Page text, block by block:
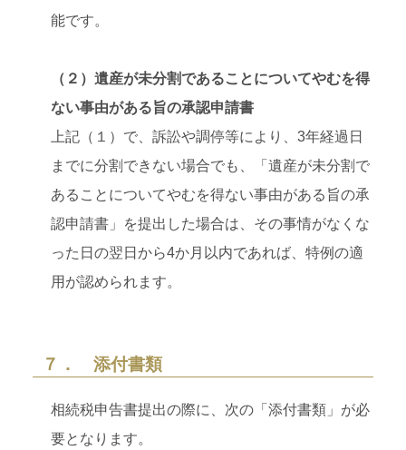
能です。
（２）遺産が未分割であることについてやむを得
ない事由がある旨の承認申請書
上記（１）で、訴訟や調停等により、3年経過日
までに分割できない場合でも、「遺産が未分割で
あることについてやむを得ない事由がある旨の承
認申請書」を提出した場合は、その事情がなくな
った日の翌日から4か月以内であれば、特例の適
用が認められます。
７． 添付書類
相続税申告書提出の際に、次の「添付書類」が必
要となります。